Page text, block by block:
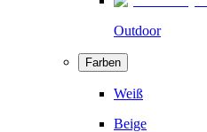
Outdoor
Farben
Weiß
Beige